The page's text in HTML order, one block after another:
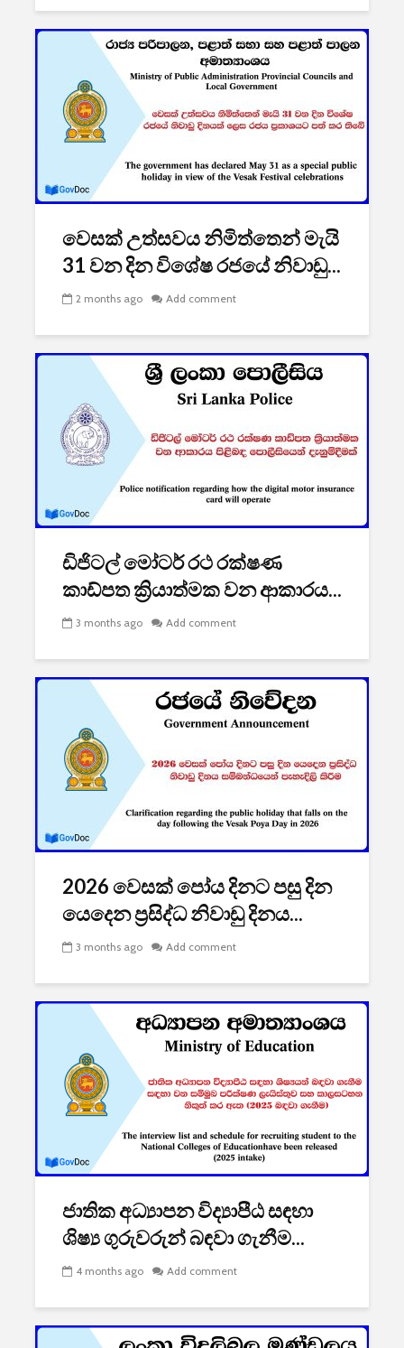
වෙසක් උත්සවය නිමිත්තෙන් මැයි
31 වන දින විශේෂ රජයේ නිවාඩු...
2 months ago Add comment
ඩිජිටල් මෝටර් රථ රක්ෂණ
කාඩ්පත ක්‍රියාත්මක වන ආකාරය...
3 months ago Add comment
2026 වෙසක් පෝය දිනට පසු දින
යෙදෙන ප්‍රසිද්ධ නිවාඩු දිනය...
3 months ago Add comment
ජාතික අධ්‍යාපන විද්‍යාපීඨ සඳහා
ශිෂ්‍ය ගුරුවරුන් බඳවා ගැනීම...
4 months ago Add comment